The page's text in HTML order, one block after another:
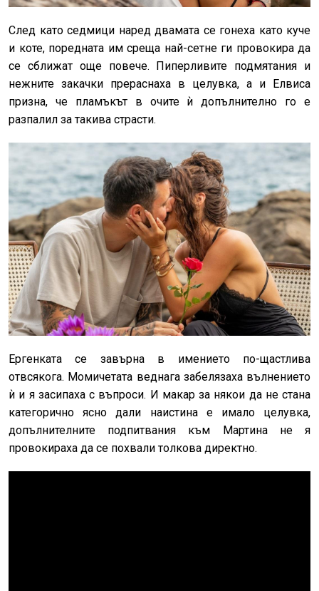
След като седмици наред двамата се гонеха като куче
и коте, поредната им среща най-сетне ги провокира да
се сближат още повече. Пиперливите подмятания и
нежните закачки прераснаха в целувка, а и Елвиса
призна, че пламъкът в очите ѝ допълнително го е
разпалил за такива страсти.
Ергенката се завърна в имението по-щастлива
отвсякога. Момичетата веднага забелязаха вълнението
ѝ и я засипаха с въпроси. И макар за някои да не стана
категорично ясно дали наистина е имало целувка,
допълнителните подпитвания към Мартина не я
провокираха да се похвали толкова директно.